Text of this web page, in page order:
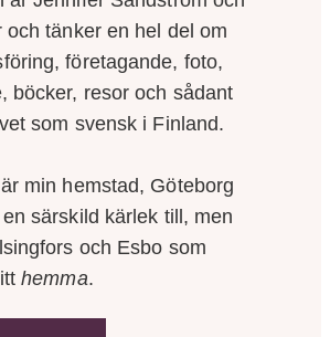
och tänker en hel del om
företagande, foto,
böcker, resor och sådant
som svensk i Finland.
min hemstad, Göteborg
särskild kärlek till, men
och Esbo som
hemma.